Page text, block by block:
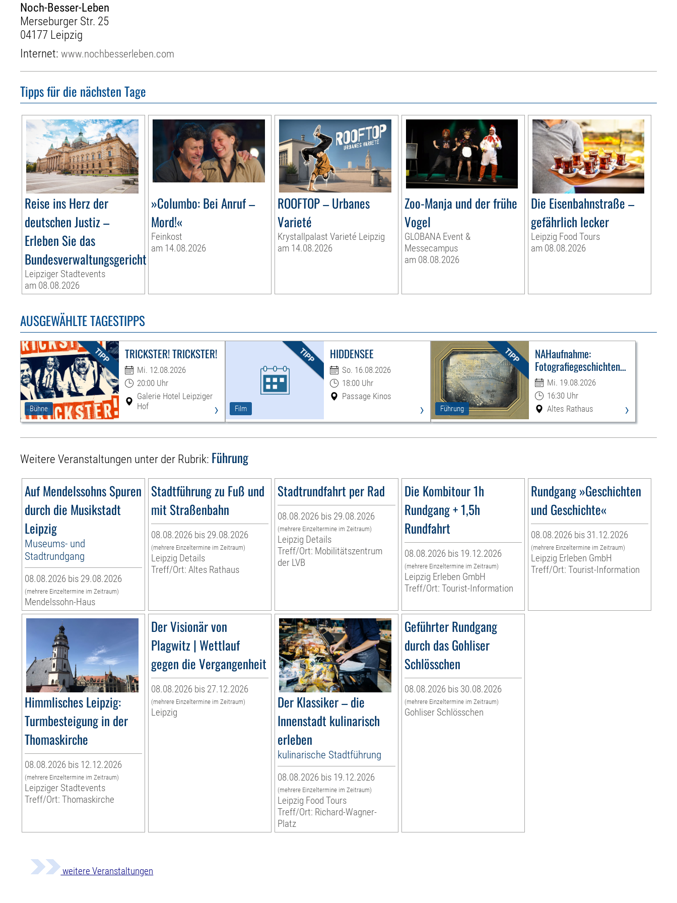
Noch-Besser-Leben
Merseburger Str. 25
04177 Leipzig
Internet:www.nochbesserleben.com
Tipps für die nächsten Tage
Reise ins Herz der
deutschen Justiz –
Erleben Sie das
Bundesverwaltungsgericht
Leipziger Stadtevents
am 08.08.2026
»Columbo: Bei Anruf –
Mord!«
Feinkost
am 14.08.2026
ROOFTOP – Urbanes
Varieté
Krystallpalast Varieté Leipzig
am 14.08.2026
Zoo-Manja und der frühe
Vogel
GLOBANA Event &
Messecampus
am 08.08.2026
Die Eisenbahnstraße –
gefährlich lecker
Leipzig Food Tours
am 08.08.2026
AUSGEWÄHLTE TAGESTIPPS
Bühne
TRICKSTER! TRICKSTER!
Mi. 12.08.2026
20:00 Uhr
Galerie Hotel Leipziger
Hof
› Film
HIDDENSEE
So. 16.08.2026
18:00 Uhr
Passage Kinos
› Führung
NAHaufnahme:
Fotografiegeschichten
Leipzigs
Mi. 19.08.2026
16:30 Uhr
Altes Rathaus
›
Weitere Veranstaltungen unter der Rubrik: Führung
Auf Mendelssohns Spuren
durch die Musikstadt
Leipzig
Museums- und
Stadtrundgang
08.08.2026 bis 29.08.2026
(mehrere Einzeltermine im Zeitraum)
Mendelssohn-Haus
Stadtführung zu Fuß und
mit Straßenbahn
08.08.2026 bis 29.08.2026
(mehrere Einzeltermine im Zeitraum)
Leipzig Details
Treff/Ort: Altes Rathaus
Stadtrundfahrt per Rad
08.08.2026 bis 29.08.2026
(mehrere Einzeltermine im Zeitraum)
Leipzig Details
Treff/Ort: Mobilitätszentrum
der LVB
Die Kombitour 1h
Rundgang + 1,5h
Rundfahrt
08.08.2026 bis 19.12.2026
(mehrere Einzeltermine im Zeitraum)
Leipzig Erleben GmbH
Treff/Ort: Tourist-Information
Rundgang »Geschichten
und Geschichte«
08.08.2026 bis 31.12.2026
(mehrere Einzeltermine im Zeitraum)
Leipzig Erleben GmbH
Treff/Ort: Tourist-Information
Himmlisches Leipzig:
Turmbesteigung in der
Thomaskirche
08.08.2026 bis 12.12.2026
(mehrere Einzeltermine im Zeitraum)
Leipziger Stadtevents
Treff/Ort: Thomaskirche
Der Visionär von
Plagwitz | Wettlauf
gegen die Vergangenheit
08.08.2026 bis 27.12.2026
(mehrere Einzeltermine im Zeitraum)
Leipzig
Der Klassiker – die
Innenstadt kulinarisch
erleben
kulinarische Stadtführung
08.08.2026 bis 19.12.2026
(mehrere Einzeltermine im Zeitraum)
Leipzig Food Tours
Treff/Ort: Richard-Wagner-
Platz
Geführter Rundgang
durch das Gohliser
Schlösschen
08.08.2026 bis 30.08.2026
(mehrere Einzeltermine im Zeitraum)
Gohliser Schlösschen
weitere Veranstaltungen